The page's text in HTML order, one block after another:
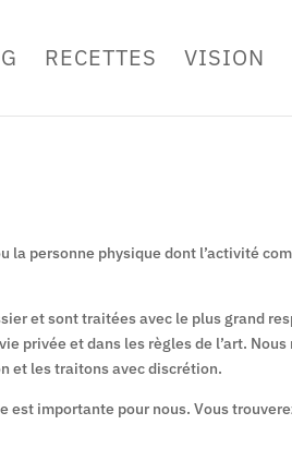
RECETTES VISION
la personne physique dont l’activité
et sont traitées avec le plus grand
privée et dans les règles de l’art. Nous
et les traitons avec discrétion.
est importante pour nous. Vous